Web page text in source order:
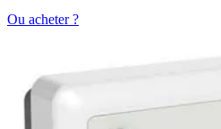
Ou acheter ?